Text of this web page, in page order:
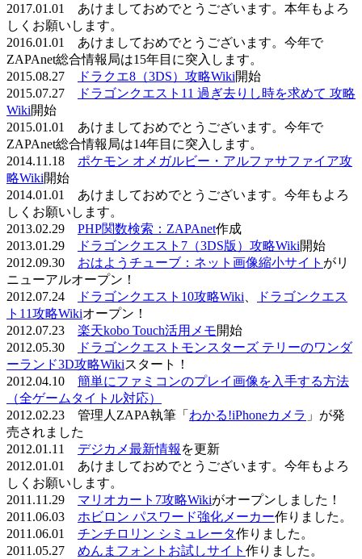
2017.01.01 あけましておめでとうございます。本年もよろ
しくお願いします。
2016.01.01 あけましておめでとうございます。今年で
ZAPAnet総合情報局は15年目に突入します。
2015.08.27
ドラクエ8（3DS）攻略Wiki開始
2015.07.27
ドラゴンクエスト11 過ぎ去りし時を求めて 攻略
Wiki開始
2015.01.01 あけましておめでとうございます。今年で
ZAPAnet総合情報局は14年目に突入します。
2014.11.18 ポケモン オメガルビー・アルファサファイア攻
略Wiki開始
2014.01.01 あけましておめでとうございます。今年もよろ
しくお願いします。
2013.02.29 PHP関数検索：ZAPAnet作成
2013.01.29
ドラゴンクエスト7（3DS版）攻略Wiki開始
2012.09.30 おはようチューブ：ネット画像縮小サイト がリ
ニューアルオープン！
2012.07.24
ドラゴンクエスト10攻略Wiki
ドラゴンクエス
ト11攻略Wikiオープン！
2012.07.23 楽天kobo Touch活用メモ開始
2012.05.30
ドラゴンクエストモンスターズ テリーのワンダ
ーランド3D攻略Wikiスタート！
2012.04.10 簡単にファミコンのプレイ画像を入手する方法
（全ゲームタイトル対応）
2012.02.23 管理人ZAPA執筆「 わかる!iPhoneカメラ 」が発
売されました
2012.01.11 デジカメ最新情報 を更新
2012.01.01 あけましておめでとうございます。今年もよろ
しくお願いします。
2011.11.29 マリオカート7攻略Wikiがオープンしました！
2011.06.03 ホビロン パスワード強化メーカー作りました。
2011.06.01 チンチロリン シミュレータ作りました。
2011.05.27 めんまフォントお試しサイト 作りました。